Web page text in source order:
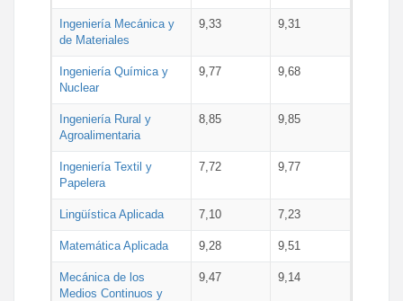
Ingeniería Mecánica y
de Materiales
9,33 9,31
Ingeniería Química y
Nuclear
9,77 9,68
Ingeniería Rural y
Agroalimentaria
8,85 9,85
Ingeniería Textil y
Papelera
7,72 9,77
Lingüística Aplicada 7,10 7,23
Matemática Aplicada 9,28 9,51
Mecánica de los
Medios Continuos y
9,47 9,14